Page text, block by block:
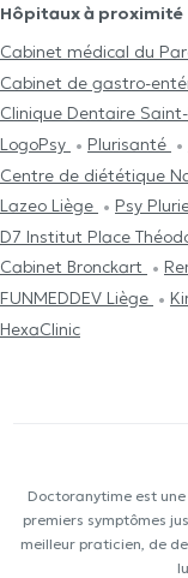
Hôpitaux à proximité
Cabinet médical du
Cabinet de gastro-
Clinique Dentaire
LogoPsy
Plurisanté
Centre de diététique
Lazeo Liège
Psy
D7 Institut Place
Cabinet Bronckart
FUNMEDDEV Liège
HexaClinic
Doctoranytime est
premiers symptômes
meilleur praticien, de